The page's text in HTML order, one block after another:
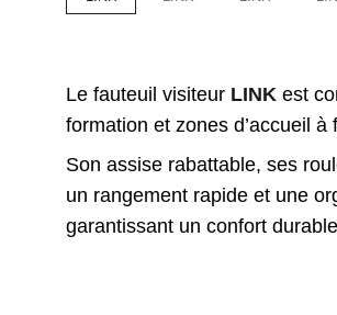
Le fauteuil visiteur LINK est
formation et zones d’accueil à
Son assise rabattable, ses
un rangement rapide et une
garantissant un confort